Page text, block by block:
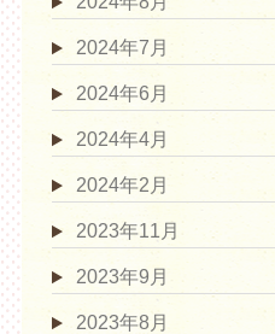
2024年7月
2024年6月
2024年4月
2024年2月
2023年11月
2023年9月
2023年8月